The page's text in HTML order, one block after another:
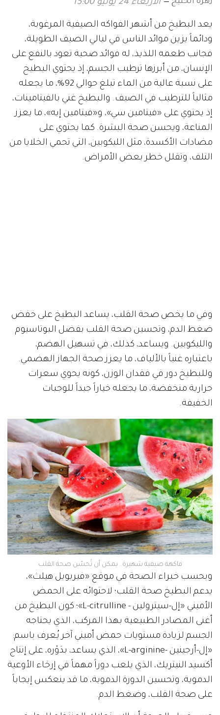
الأربعاء 24 يونيو 15:00
يعد البطيخ من أشهر الفواكه الصيفية المرغوبة،
ودائماً يزين موائد الناس في ليالي الصيف الطويلة،
فجانب طعمه اللذيذ، له فوائد صحية تعود بالنفع على
الإنسان، من أبرزها ترطيب الجسم، إذ يحتوي البطيخ
على نسبة عالية من الماء تبلغ حوالي 92%، ما يجعله
مثالياً للترطيب في الصيف. والبطيخ غني بالفيتامينات،
إذ يحتوي على «فيتامين سي»، و«فيتامين إيه»، ما يعزز
المناعة، ويحسن صحة البشرة. كما يحتوي على
مضادات الأكسدة، مثل الليكوبين، التي تحمي الخلايا من
التلف، وتقلل خطر بعض الأمراض.
وفي ما يخص صحة القلب، يساعد البطيخ على خفض
ضغط الدم، وتحسين صحة القلب بفضل البوتاسيوم
والليكوبين. ويساعد، كذلك، في تسهيل الهضم،
باعتباره غنياً بالألياف، ما يعزز صحة الجهاز الهضمي.
وللبطيخ دور في فقدان الوزن، كونه يحوي سعرات
حرارية منخفضة، ما يجعله خياراً جيداً للوجبات
الخفيفة.
فاكهة صيفية شهيرة.. يمكن أن تُحسّن صحة القلب
وبحسب خبراء الصحة في موقع «فيريويل هيلث»،
يدعم البطيخ صحة القلب؛ لاحتوائه على الحمض
الأميني «إل-سيترولين - L-citrulline»؛ كون البطيخ من
أغنى المصادر الطبيعية بهذا المركب، الذي يحتاجه
الجسم لزيادة مستويات حمض أميني آخر يُعرف باسم:
«إل-أرجينين -L-arginine»، الذي يساعد، بدَوْره، على إنتاج
أكسيد النيتريك، الذي يلعب دوراً مهماً في إرخاء الأوعية
الدموية، وتحسين الدورة الدموية، ما قد ينعكس إيجاباً
على صحة القلب، وضغط الدم.